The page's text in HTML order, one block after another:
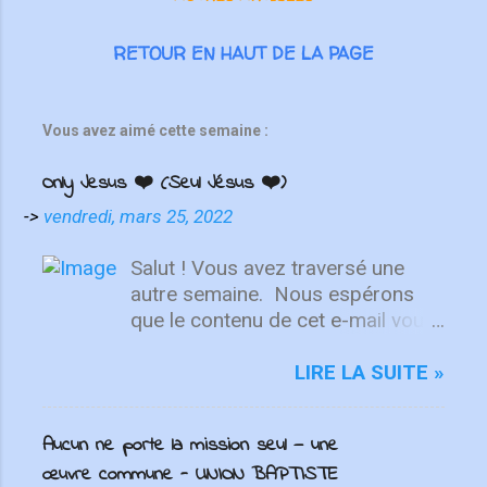
RETOUR EN HAUT DE LA PAGE
Vous avez aimé cette semaine :
Only Jesus ❤️ (Seul Jésus ❤️)
-> vendredi, mars 25, 2022
Salut ! Vous avez traversé une
autre semaine. ⁣ Nous espérons
que le contenu de cet e-mail vous
Christ. Quelle que soit la semaine
est une nouvelle chance de se
détendre et de se reposer en Lui.
LIRE LA SUITE »
Aucun ne porte la mission seul — une
œuvre commune - UNION BAPTISTE